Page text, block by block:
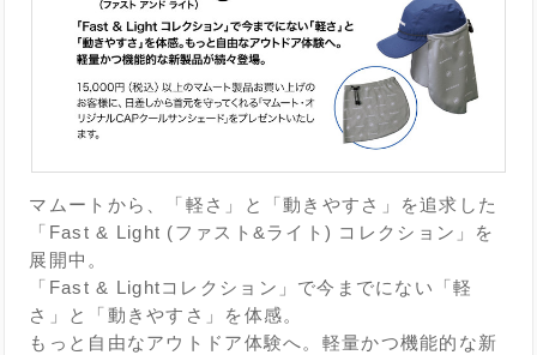
マムートから、「軽さ」と「動きやすさ」を追求した
「Fast & Light (ファスト&ライト) コレクション」を
展開中。
「Fast & Lightコレクション」で今までにない「軽
さ」と「動きやすさ」を体感。
もっと自由なアウトドア体験へ。軽量かつ機能的な新